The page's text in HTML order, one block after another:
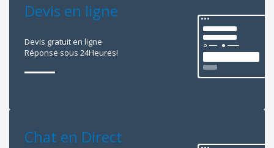
Devis en ligne
Devis gratuit en ligne
Réponse sous 24Heures!
Chat en Direct